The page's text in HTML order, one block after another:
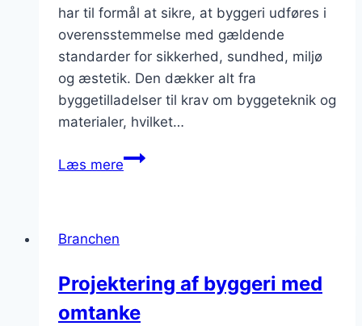
har til formål at sikre, at byggeri udføres i
overensstemmelse med gældende
standarder for sikkerhed, sundhed, miljø
og æstetik. Den dækker alt fra
byggetilladelser til krav om byggeteknik og
materialer, hvilket…
Læs mereByggeloven
Branchen
Projektering af byggeri med
omtanke